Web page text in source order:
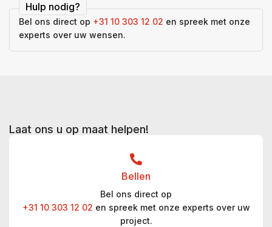
Hulp nodig?
Bel ons direct op +31 10 303 12 02 en spreek met onze
experts over uw wensen.
Laat ons u op maat helpen!
Bellen
Bel ons direct op
+31 10 303 12 02 en spreek met onze experts over uw
project.